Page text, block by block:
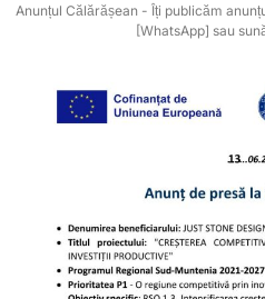
Anunțul Călărășean - Îți publicăm
[WhatsApp] sau